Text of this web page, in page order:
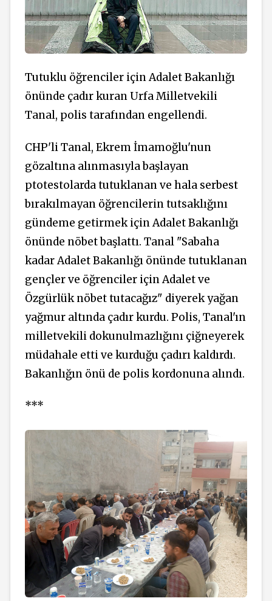
Tutuklu öğrenciler için Adalet Bakanlığı
önünde çadır kuran Urfa Milletvekili
Tanal, polis tarafından engellendi.
CHP'li Tanal, Ekrem İmamoğlu'nun
gözaltına alınmasıyla başlayan
ptotestolarda tutuklanan ve hala serbest
bırakılmayan öğrencilerin tutsaklığını
gündeme getirmek için Adalet Bakanlığı
önünde nöbet başlattı. Tanal "Sabaha
kadar Adalet Bakanlığı önünde tutuklanan
gençler ve öğrenciler için Adalet ve
Özgürlük nöbet tutacağız" diyerek yağan
yağmur altında çadır kurdu. Polis, Tanal'ın
milletvekili dokunulmazlığını çiğneyerek
müdahale etti ve kurduğu çadırı kaldırdı.
Bakanlığın önü de polis kordonuna alındı.
***